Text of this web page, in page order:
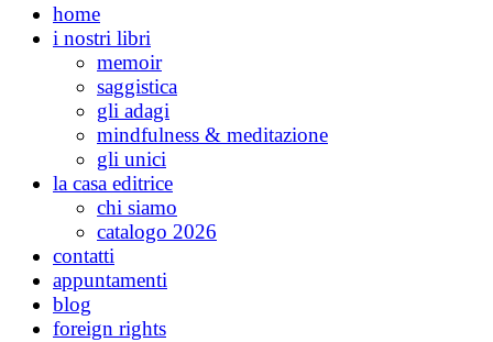
home
i nostri libri
memoir
saggistica
gli adagi
mindfulness & meditazione
gli unici
la casa editrice
chi siamo
catalogo 2026
contatti
appuntamenti
blog
foreign rights